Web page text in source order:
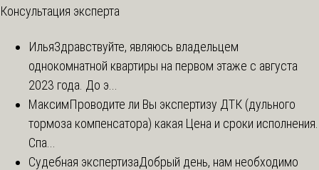
Консультация эксперта
ИльяЗдравствуйте, являюсь владельцем
однокомнатной квартиры на первом этаже с августа
2023 года. До э...
МаксимПроводите ли Вы экспертизу ДТК (дульного
тормоза компенсатора) какая Цена и сроки исполнения.
Спа...
Судебная экспертизаДобрый день, нам необходимо